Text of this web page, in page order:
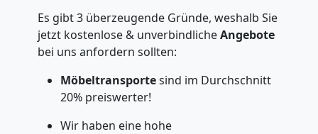
Es gibt 3 überzeugende Gründe, weshalb Sie
jetzt kostenlose & unverbindlicheAngebote
bei uns anfordern sollten:
Möbeltransportesind im Durchschnitt
20% preiswerter!
Wir haben eine hohe